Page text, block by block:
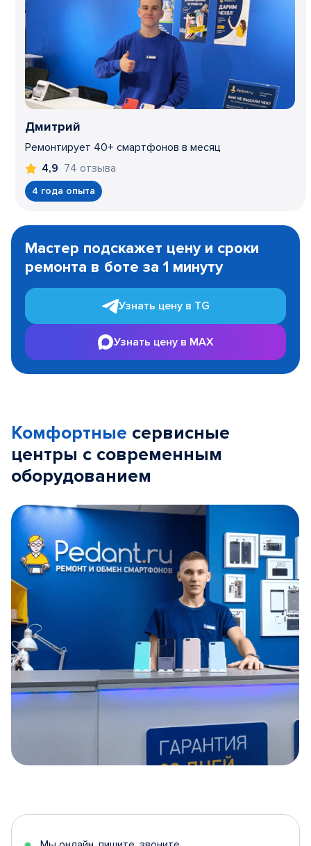
Дмитрий
Ремонтирует 40+ смартфонов в месяц
4,9 74 отзыва
4 года опыта
1
Мастер подскажет цену и сроки
ремонта в боте за 1 минуту
Узнать цену в TG
Узнать цену в MAX
Комфортные сервисные
центры с современным
оборудованием
5